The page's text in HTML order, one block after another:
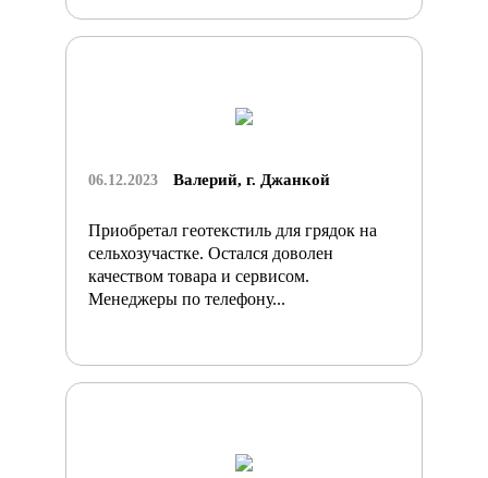
06.12.2023 Валерий, г. Джанкой
Приобретал геотекстиль для грядок на
сельхозучастке. Остался доволен
качеством товара и сервисом.
Менеджеры по телефону...